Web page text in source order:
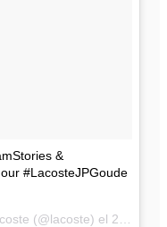
&
#LacosteJPGoude
(@lacoste) el 28 de Sep de 2016 a la(s) 9:52 PDT